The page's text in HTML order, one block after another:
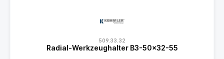
509.33.32
Radial-Werkzeughalter B3-50x32-55